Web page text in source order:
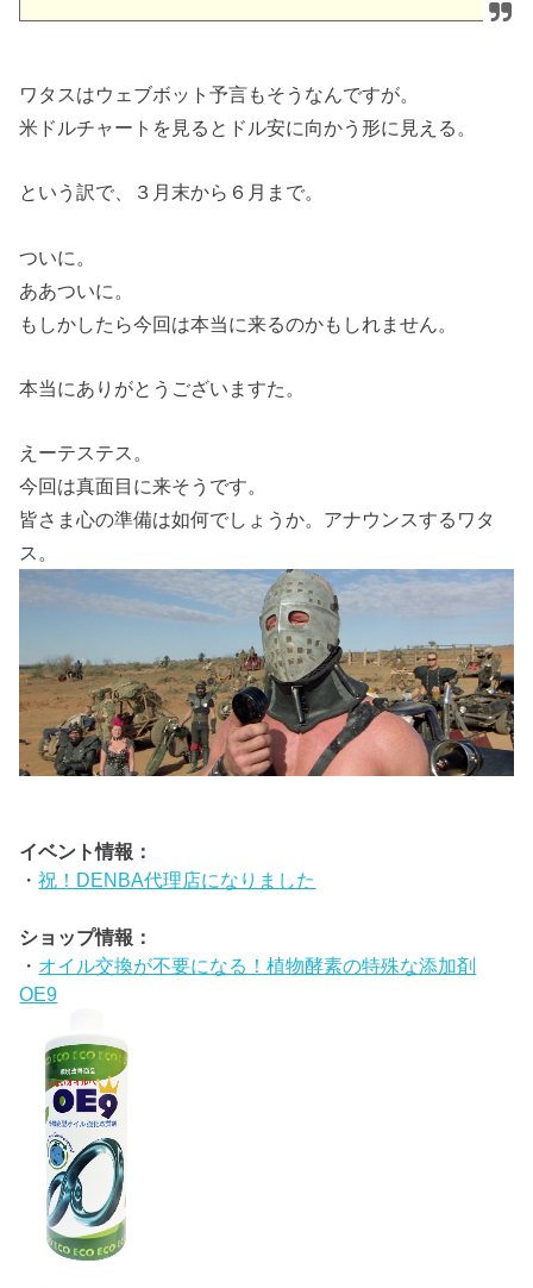
ワタスはウェブボット予言もそうなんですが。
米ドルチャートを見るとドル安に向かう形に見える。
という訳で、３月末から６月まで。
ついに。
ああついに。
もしかしたら今回は本当に来るのかもしれません。
本当にありがとうございますた。
えーテステス。
今回は真面目に来そうです。
皆さま心の準備は如何でしょうか。アナウンスするワタ
ス。
イベント情報：
・祝！DENBA代理店になりました
ショップ情報：
・ オイル交換が不要になる！植物酵素の特殊な添加剤
OE9